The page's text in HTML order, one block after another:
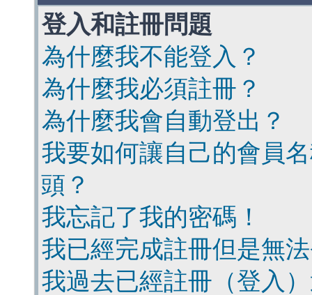
登入和註冊問題
為什麼我不能登入？
為什麼我必須註冊？
為什麼我會自動登出？
我要如何讓自己的會員
頭？
我忘記了我的密碼！
我已經完成註冊但是無
我過去已經註冊（登入